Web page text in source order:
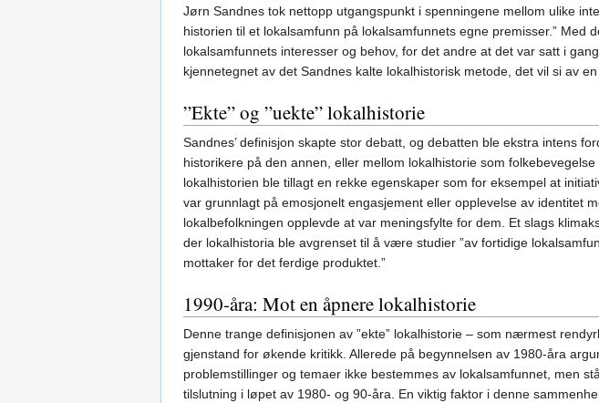
Jørn Sandnes tok nettopp utgangspunkt i spenningene mellom ulike
historien til et lokalsamfunn på lokalsamfunnets egne premisser.”
lokalsamfunnets interesser og behov, for det andre at det var satt i
kjennetegnet av det Sandnes kalte lokalhistorisk metode, det vil si av
”Ekte” og ”uekte” lokalhistorie
Sandnes’ definisjon skapte stor debatt, og debatten ble ekstra intens
historikere på den annen, eller mellom lokalhistorie som
lokalhistorien ble tillagt en rekke egenskaper som for eksempel at
var grunnlagt på emosjonelt engasjement eller opplevelse av identitet
lokalbefolkningen opplevde at var meningsfylte for dem. Et slags
der lokalhistoria ble avgrenset til å være studier ”av fortidige
mottaker for det ferdige produktet.”
1990-åra: Mot en åpnere lokalhistorie
Denne trange definisjonen av ”ekte” lokalhistorie – som nærmest
gjenstand for økende kritikk. Allerede på begynnelsen av 1980-åra
problemstillinger og temaer ikke bestemmes av lokalsamfunnet, men
tilslutning i løpet av 1980- og 90-åra. En viktig faktor i denne